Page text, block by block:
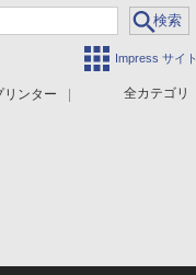
Impress サイト
全カテゴリ
リンター